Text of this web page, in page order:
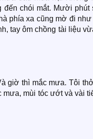
chói mắt. Mười phút
phía xa cũng mờ đi
tay ôm chồng tài liệu
giờ thì mắc mưa. Tôi
mùi tóc ướt và vài